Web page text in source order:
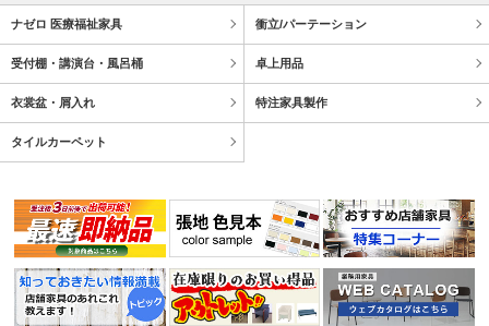
ナゼロ 医療福祉家具 衝立/パーテーション
受付棚・講演台・風呂桶 卓上用品
衣裳盆・屑入れ 特注家具製作
タイルカーペット